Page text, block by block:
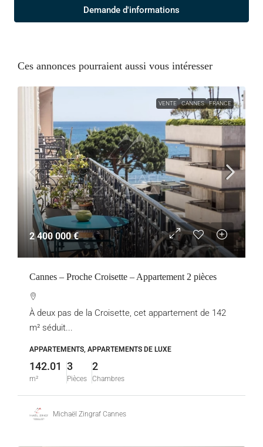
Demande d'informations
Ces annonces pourraient aussi vous intéresser
VENTE CANNES FRANCE
2 400 000 €
Cannes – Proche Croisette – Appartement 2 pièces
À deux pas de la Croisette, cet appartement de 142
m² séduit...
APPARTEMENTS, APPARTEMENTS DE LUXE
142.01
m²
3
Pièces
2
Chambres
Michaël Zingraf Cannes